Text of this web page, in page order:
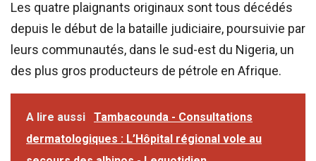
Les quatre plaignants originaux sont tous décédés
depuis le début de la bataille judiciaire, poursuivie par
leurs communautés, dans le sud-est du Nigeria, un
des plus gros producteurs de pétrole en Afrique.
A lire aussi
Tambacounda - Consultations
dermatologiques : L’Hôpital régional vole au